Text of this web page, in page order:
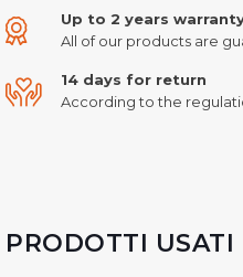
Up to 2 years
All of our products are
14 days for return
According to the
PRODOTTI USATI